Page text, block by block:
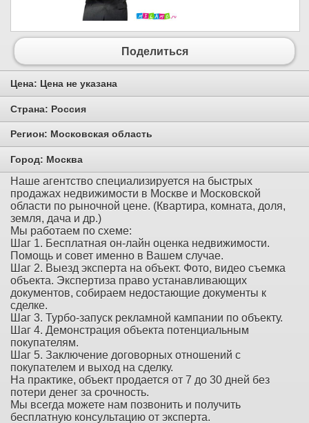
Поделиться
Цена: Цена не указана
Страна: Россия
Регион: Московская область
Город: Москва
Наше агентство специализируется на быстрых
продажах недвижимости в Москве и Московской
области по рыночной цене. (Квартира, комната, доля,
земля, дача и др.)
Мы работаем по схеме:
Шаг 1. Бесплатная он-лайн оценка недвижимости.
Помощь и совет именно в Вашем случае.
Шаг 2. Выезд эксперта на объект. Фото, видео съемка
объекта. Экспертиза право устанавливающих
документов, собираем недостающие документы к
сделке.
Шаг 3. Турбо-запуск рекламной кампании по объекту.
Шаг 4. Демонстрация объекта потенциальным
покупателям.
Шаг 5. Заключение договорных отношений с
покупателем и выход на сделку.
На практике, объект продается от 7 до 30 дней без
потери денег за срочность.
Мы всегда можете нам позвонить и получить
бесплатную консультацию от эксперта.